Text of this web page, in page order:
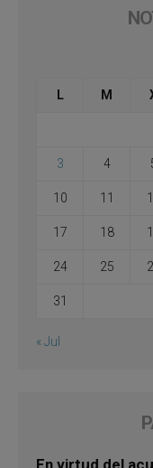
L M
3 4
10 11
17 18
24 25
31
« Jul